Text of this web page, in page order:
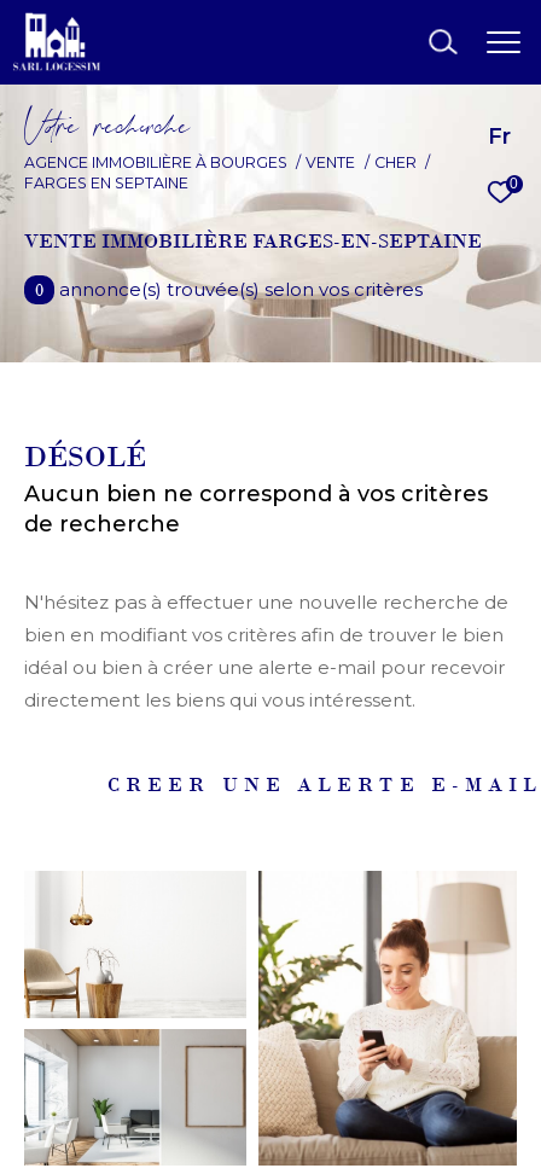
Fr
0
Vore recece
AGENCE IMMOBILIÈRE À BOURGES VENTE
CHER
FARGES EN SEPTAINE
VENTE IMMOBILIÈRE FARGES-EN-SEPTAINE
0 annonce(s) trouvée(s) selon vos critères
DÉSOLÉ
Aucun bien ne correspond à vos critères
de recherche
N'hésitez pas à effectuer une nouvelle recherche de
bien en modifiant vos critères afin de trouver le bien
idéal ou bien à créer une alerte e-mail pour recevoir
directement les biens qui vous intéressent.
CREER UNE ALERTE E-
EFFECTUER UNE
RECHERCHE
et trouver le bien qui correspond à vos
critères
Type de bien
Type de bien
Budget
Surface
AFFINER LES
CRITÈRES
Terrasse Parking Piscine